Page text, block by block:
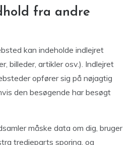
fra andre
kan indeholde indlejret
billeder, artikler osv.). Indlejret
opfører sig på nøjagtig
den besøgende har besøgt
måske data om dig, bruger
tredjeparts sporing, og